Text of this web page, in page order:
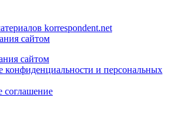
korrespondent.net
сайтом
сайтом
конфиденциальности и персональных
соглашение